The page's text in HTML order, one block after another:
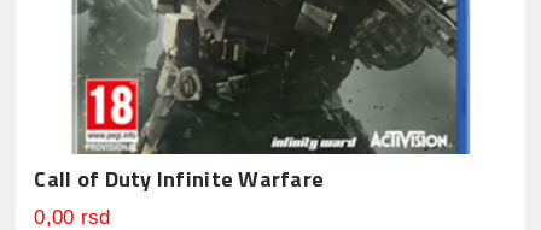
Call of Duty Infinite Warfare
0,00 rsd